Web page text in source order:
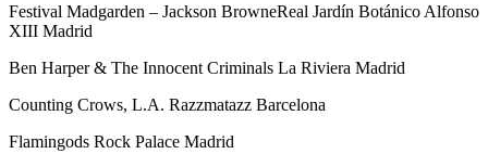
Festival Madgarden – Jackson BrowneReal Jardín Botánico Alfonso
XIII Madrid
Ben Harper & The Innocent Criminals La Riviera Madrid
Counting Crows, L.A. Razzmatazz Barcelona
Flamingods Rock Palace Madrid